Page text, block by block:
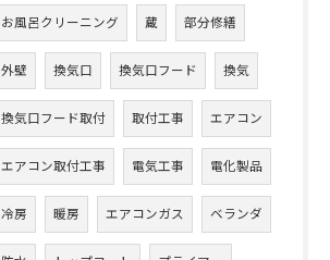
お風呂クリーニング 蔵 部分修繕
外壁 換気口 換気口フード 換気
換気口フード取付 取付工事 エアコン
エアコン取付工事 電気工事 電化製品
冷房 暖房 エアコンガス ベランダ